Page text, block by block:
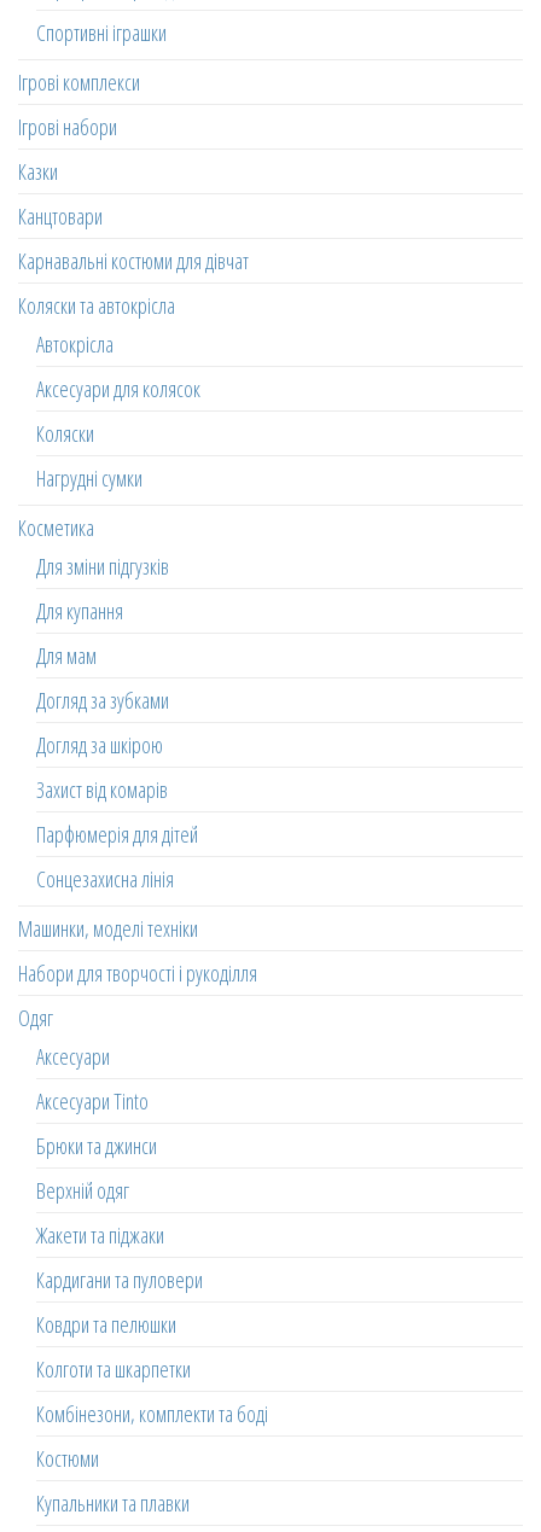
Спортивні іграшки
Ігрові комплекси
Ігрові набори
Казки
Канцтовари
Карнавальні костюми для дівчат
Коляски та автокрісла
Автокрісла
Аксесуари для колясок
Коляски
Нагрудні сумки
Косметика
Для зміни підгузків
Для купання
Для мам
Догляд за зубками
Догляд за шкірою
Захист від комарів
Парфюмерія для дітей
Сонцезахисна лінія
Машинки, моделі техніки
Набори для творчості і рукоділля
Одяг
Аксесуари
Аксесуари Tinto
Брюки та джинси
Верхній одяг
Жакети та піджаки
Кардигани та пуловери
Ковдри та пелюшки
Колготи та шкарпетки
Комбінезони, комплекти та боді
Костюми
Купальники та плавки